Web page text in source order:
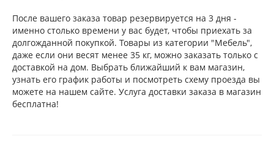
После вашего заказа товар резервируется на 3 дня -
именно столько времени у вас будет, чтобы приехать за
долгожданной покупкой. Товары из категории "Мебель",
даже если они весят менее 35 кг, можно заказать только с
доставкой на дом. Выбрать ближайший к вам магазин,
узнать его график работы и посмотреть схему проезда вы
можете на нашем сайте. Услуга доставки заказа в магазин
бесплатна!